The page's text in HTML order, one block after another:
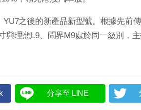
之後的新產品新型號。根據先前
與理想L9、問界M9處於同一級別，
分享至 LINE